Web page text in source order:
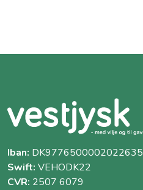
Iban: DK9776500002022635
Swift: VEHODK22
CVR: 2507 6079